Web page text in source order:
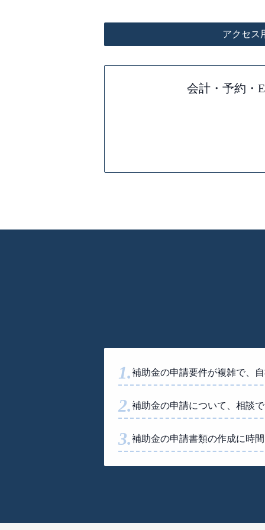
アクセス
会計・予約・
1.補助金の申請要件が複雑で、
2.補助金の申請について、相談
3.補助金の申請書類の作成に時